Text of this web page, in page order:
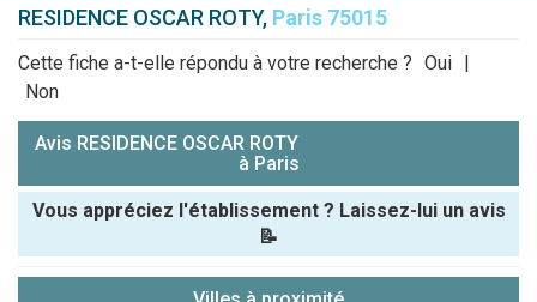
RESIDENCE OSCAR ROTY, Paris 75015
Cette fiche a-t-elle répondu à votre recherche ? Oui |
Non
Avis RESIDENCE OSCAR ROTY
à Paris
Vous appréciez l'établissement ? Laissez-lui un avis
📝